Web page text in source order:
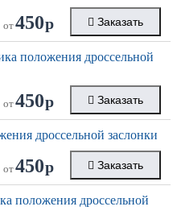
от450р Заказать
положения дроссельной
от450р Заказать
дроссельной заслонки
от450р Заказать
положения дроссельной